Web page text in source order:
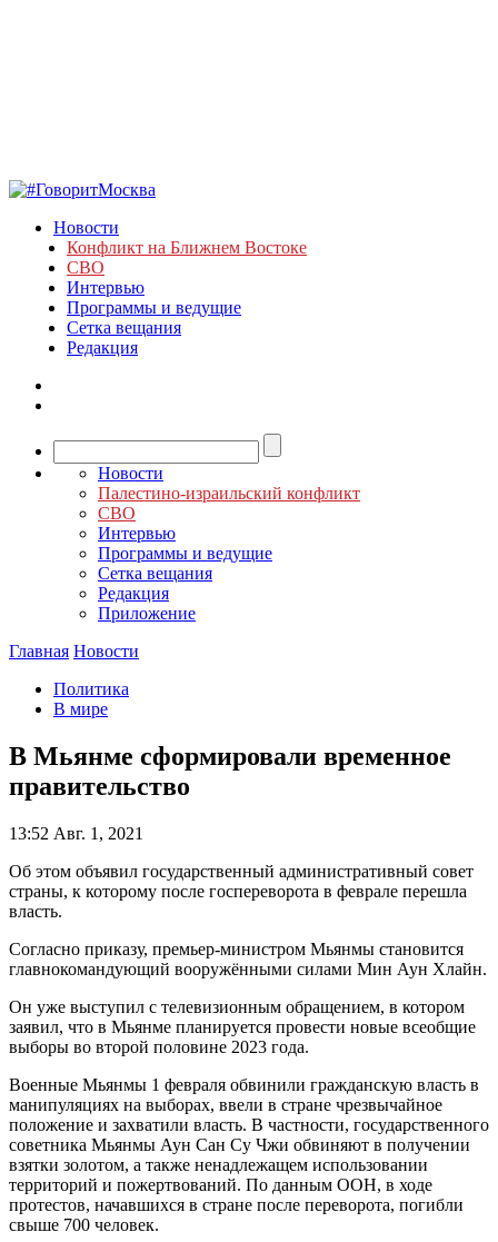
Новости
Конфликт на Ближнем Востоке
СВО
Интервью
Программы и ведущие
Сетка вещания
Редакция
Новости
Палестино-израильский конфликт
СВО
Интервью
Программы и ведущие
Сетка вещания
Редакция
Приложение
Главная Новости
Политика
В мире
В Мьянме сформировали временное
правительство
13:52 Авг. 1, 2021
Об этом объявил государственный административный совет
страны, к которому после госпереворота в феврале перешла
власть.
Согласно приказу, премьер-министром Мьянмы становится
главнокомандующий вооружёнными силами Мин Аун Хлайн.
Он уже выступил с телевизионным обращением, в котором
заявил, что в Мьянме планируется провести новые всеобщие
выборы во второй половине 2023 года.
Военные Мьянмы 1 февраля обвинили гражданскую власть в
манипуляциях на выборах, ввели в стране чрезвычайное
положение и захватили власть. В частности, государственного
советника Мьянмы Аун Сан Су Чжи обвиняют в получении
взятки золотом, а также ненадлежащем использовании
территорий и пожертвований. По данным ООН, в ходе
протестов, начавшихся в стране после переворота, погибли
свыше 700 человек.